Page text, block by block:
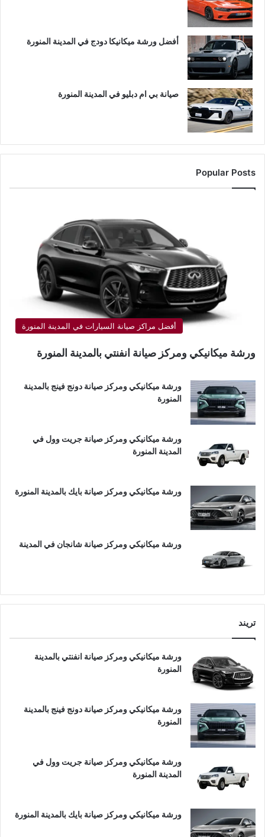
أفضل ورشة ميكانيكا دودج في المدينة المنورة
صيانة بي ام دبليو في المدينة المنورة
Popular Posts
أفضل مراكز صيانة السيارات في المدينة المنورة
ورشة ميكانيكي ومركز صيانة انفنتي بالمدينة المنورة
ورشة ميكانيكي ومركز صيانة دونج فينج بالمدينة
المنورة
ورشة ميكانيكي ومركز صيانة جريت وول في
المدينة المنورة
ورشة ميكانيكي ومركز صيانة بايك بالمدينة المنورة
ورشة ميكانيكي ومركز صيانة شانجان في المدينة
تريند
ورشة ميكانيكي ومركز صيانة انفنتي بالمدينة
المنورة
ورشة ميكانيكي ومركز صيانة دونج فينج بالمدينة
المنورة
ورشة ميكانيكي ومركز صيانة جريت وول في
المدينة المنورة
ورشة ميكانيكي ومركز صيانة بايك بالمدينة المنورة